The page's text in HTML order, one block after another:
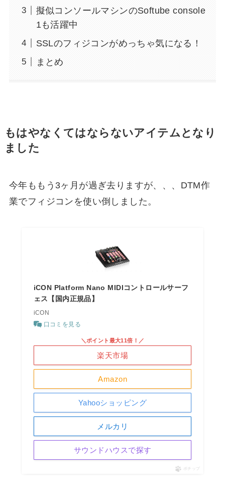
擬似コンソールマシンのSoftube console
1も活躍中
SSLのフィジコンがめっちゃ気になる！
まとめ
もはやなくてはならないアイテムとなり
ました
今年ももう3ヶ月が過ぎ去りますが、、、DTM作
業でフィジコンを使い倒しました。
iCON Platform Nano MIDIコントロールサーフ
ェス【国内正規品】
iCON
口コミを見る
Amazon
＼ポイント最大11倍！／
楽天市場
Yahooショッピング
メルカリ
サウンドハウスで探す
ポチップ